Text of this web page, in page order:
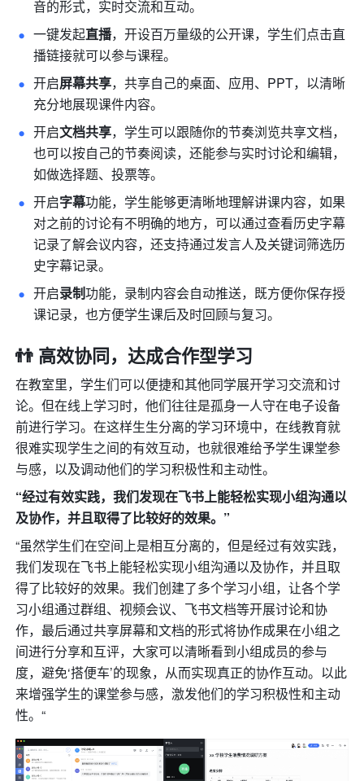
音的形式，实时交流和互动。
一键发起直播，开设百万量级的公开课，学生们点击直
播链接就可以参与课程。
开启屏幕共享，共享自己的桌面、应用、PPT，以清晰
充分地展现课件内容。
开启文档共享，学生可以跟随你的节奏浏览共享文档，
也可以按自己的节奏阅读，还能参与实时讨论和编辑，
如做选择题、投票等。
开启字幕功能，学生能够更清晰地理解讲课内容，如果
对之前的讨论有不明确的地方，可以通过查看历史字幕
记录了解会议内容，还支持通过发言人及关键词筛选历
史字幕记录。
开启录制功能，录制内容会自动推送，既方便你保存授
课记录，也方便学生课后及时回顾与复习。
👬 高效协同，达成合作型学习
在教室里，学生们可以便捷和其他同学展开学习交流和讨
论。但在线上学习时，他们往往是孤身一人守在电子设备
前进行学习。在这样生生分离的学习环境中，在线教育就
很难实现学生之间的有效互动，也就很难给予学生课堂参
与感，以及调动他们的学习积极性和主动性。
“经过有效实践，我们发现在飞书上能轻松实现小组沟通以
及协作，并且取得了比较好的效果。”
“虽然学生们在空间上是相互分离的，但是经过有效实践，
我们发现在飞书上能轻松实现小组沟通以及协作，并且取
得了比较好的效果。我们创建了多个学习小组，让各个学
习小组通过群组、视频会议、飞书文档等开展讨论和协
作，最后通过共享屏幕和文档的形式将协作成果在小组之
间进行分享和互评，大家可以清晰看到小组成员的参与
度，避免‘搭便车’的现象，从而实现真正的协作互动。以此
来增强学生的课堂参与感，激发他们的学习积极性和主动
性。“